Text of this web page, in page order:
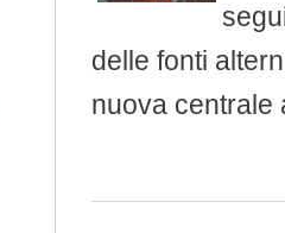
delle fonti
nuova centrale